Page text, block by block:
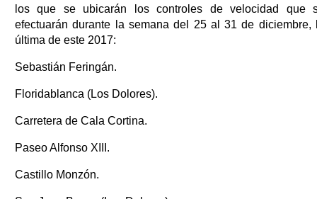
los que se ubicarán los controles de velocidad que
efectuarán durante la semana del 25 al 31 de diciembre,
última de este 2017:
Sebastián Feringán.
Floridablanca (Los Dolores).
Carretera de Cala Cortina.
Paseo Alfonso XIII.
Castillo Monzón.